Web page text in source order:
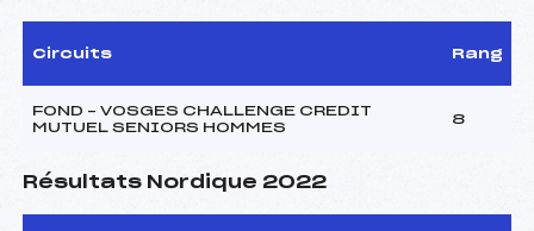
Circuits Rang
FOND – VOSGES CHALLENGE CREDIT
MUTUEL SENIORS HOMMES
8
Résultats Nordique 2022